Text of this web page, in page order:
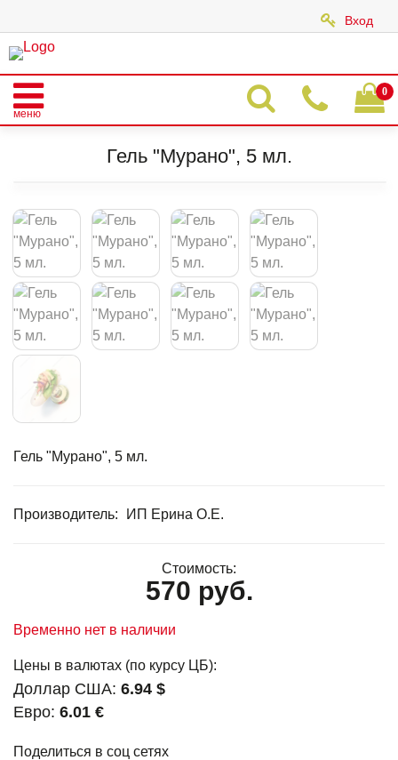
Вход
меню
0
Гель "Мурано", 5 мл.
Гель "Мурано", 5 мл.
Производитель: ИП Ерина О.Е.
Стоимость:
570 руб.
Временно нет в наличии
Цены в валютах (по курсу ЦБ):
Доллар США: 6.94 $
Евро: 6.01 €
Поделиться в соц сетях